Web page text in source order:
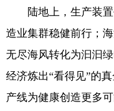
陆地上，生产装置
造业集群稳健前行；
无尽海风转化为汩汩
经济炼出“看得见”的
产线为健康创造更多